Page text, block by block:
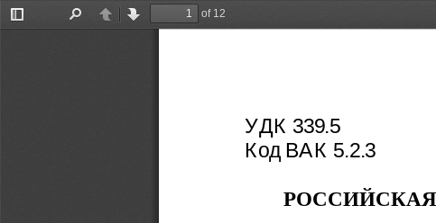
Toggle
PreviousNext
of 12
УДК 339.5
Код ВАК 5.2.3